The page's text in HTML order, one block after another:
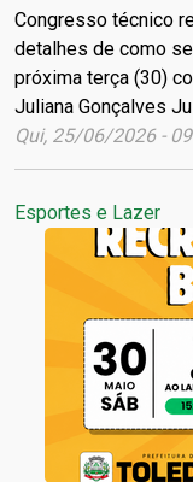
Congresso técnico
detalhes de como
próxima terça (30)
Juliana Gonçalves
Qui, 25/06/2026 -
Esportes e Lazer